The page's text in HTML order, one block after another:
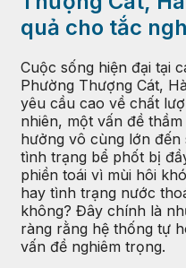
quả cho tắc
Cuộc sống hiện đại tại
Phường Thượng Cát,
yêu cầu cao về chất
nhiên, một vấn đề
hưởng vô cùng lớn
tình trạng bể phốt bị
phiền toái vì mùi hôi
hay tình trạng nước
không? Đây chính là
ràng rằng hệ thống tự
vấn đề nghiêm trọng.